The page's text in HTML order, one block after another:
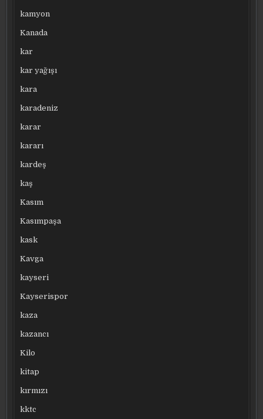
kamyon
Kanada
kar
kar yağışı
kara
karadeniz
karar
kararı
kardeş
kaş
Kasım
Kasımpaşa
kask
Kavga
kayseri
Kayserispor
kaza
kazancı
Kilo
kitap
kırmızı
kktc